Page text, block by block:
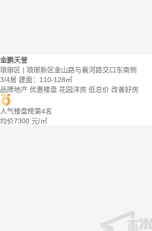
金鹏天誉
琅琊区 | 琅琊新区金山路与襄河路交口东南侧
3/4居 建面：110-128㎡
品牌地产 优惠楼盘 花园洋房 低总价 改善好房
人气楼盘榜第4名
均价7300 元/㎡